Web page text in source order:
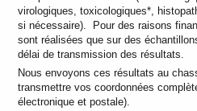
virologiques, toxicologiques*,
si nécessaire). Pour des raisons
sont réalisées que sur des
délai de transmission des résultats.
Nous envoyons ces résultats au
transmettre vos coordonnées
électronique et postale).